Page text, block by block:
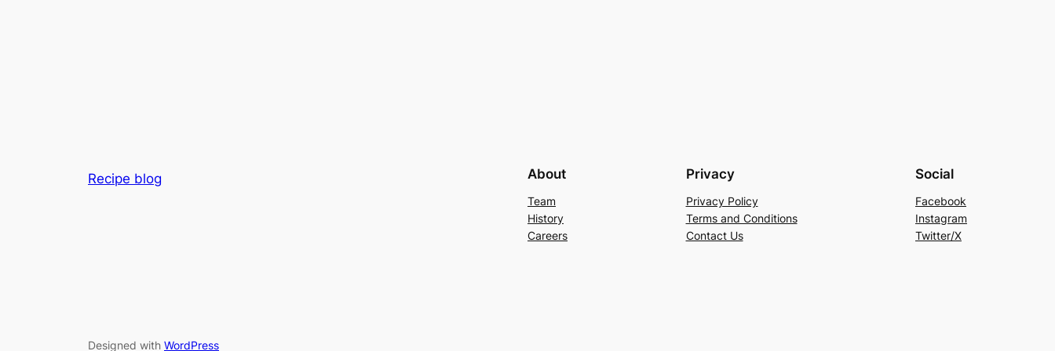
Recipe blog About
Team
History
Careers
Privacy
Privacy Policy
Terms and Conditions
Contact Us
Social
Facebook
Instagram
Twitter/X
Designed with WordPress